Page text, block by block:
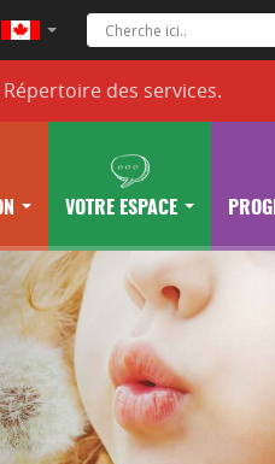
Répertoire des services.
VOTRE ESPACE